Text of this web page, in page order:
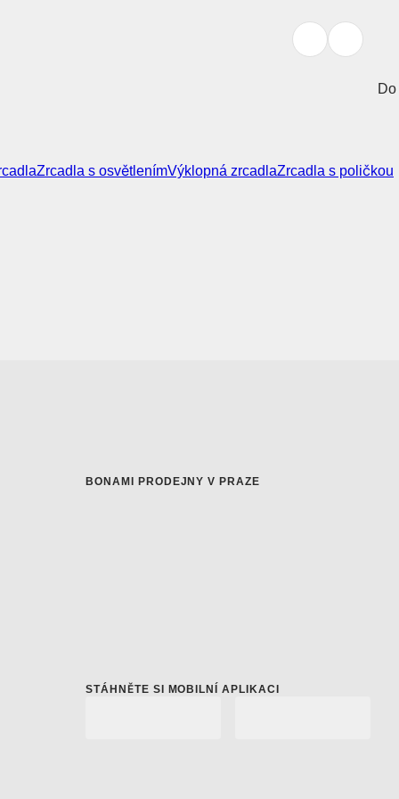
Zrcadla s osvětlenímVýklopná zrcadlaZrcadla s poličkou
BONAMI PRODEJNY V PRAZE
STÁHNĚTE SI MOBILNÍ APLIKACI